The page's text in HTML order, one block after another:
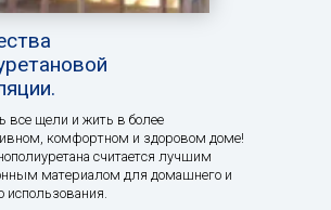
все щели и жить в более
комфортном и здоровом доме!
считается лучшим
материалом для домашнего и
использования.